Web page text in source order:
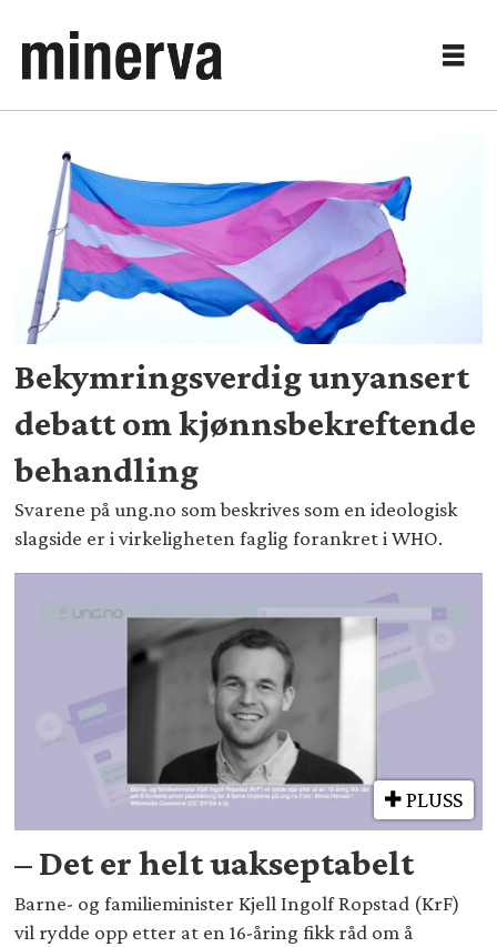
Tag:
ungno
Bekymringsverdig unyansert
debatt om kjønnsbekreftende
behandling
Svarene på ung.no som beskrives som en ideologisk
slagside er i virkeligheten faglig forankret i WHO.
PLUSS
– Det er helt uakseptabelt
Barne- og familieminister Kjell Ingolf Ropstad (KrF)
vil rydde opp etter at en 16-åring fikk råd om å